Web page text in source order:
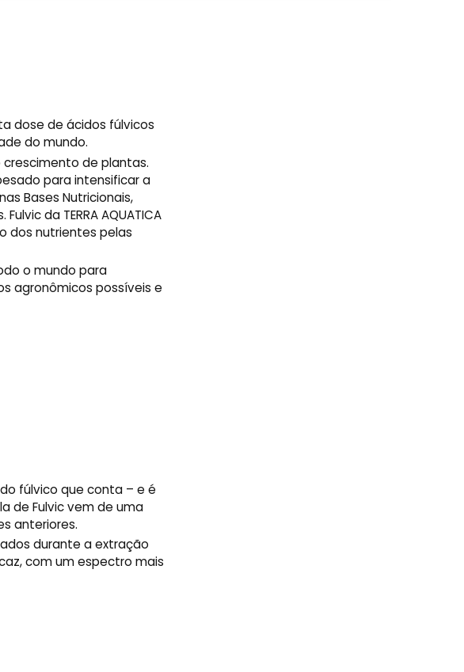
dose de ácidos fúlvicos
do mundo.
de plantas.
para intensificar a
Bases Nutricionais,
da TERRA AQUATICA
dos nutrientes pelas
o mundo para
agronômicos possíveis e
fúlvico que conta – e é
de Fulvic vem de uma
anteriores.
durante a extração
com um espectro mais